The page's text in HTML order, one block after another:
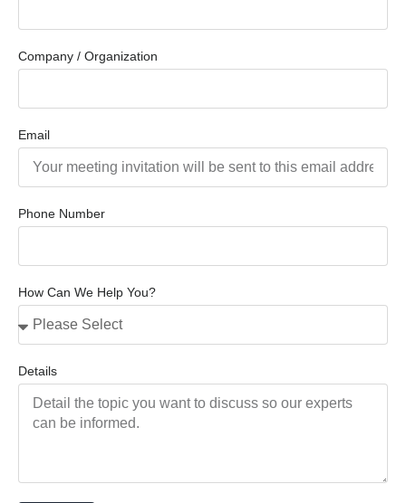
Company / Organization
Email
Phone Number
How Can We Help You?
Details